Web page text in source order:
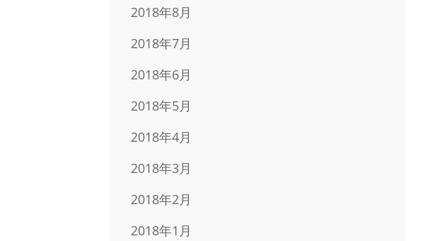
2018年8月
2018年7月
2018年6月
2018年5月
2018年4月
2018年3月
2018年2月
2018年1月